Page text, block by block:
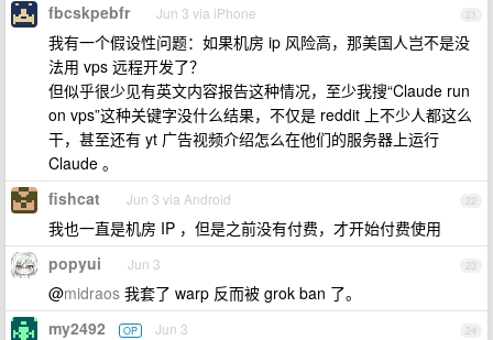
21
fbcskpebfr Jun 3 via iPhone
我有一个假设性问题：如果机房 ip 风险高，那美国人岂不是没
法用 vps 远程开发了？
但似乎很少见有英文内容报告这种情况，至少我搜“Claude run
on vps”这种关键字没什么结果，不仅是 reddit 上不少人都这么
干，甚至还有 yt 广告视频介绍怎么在他们的服务器上运行
Claude 。
22
fishcat Jun 3 via Android
我也一直是机房 IP ，但是之前没有付费，才开始付费使用
23
popyui Jun 3
@midraos 我套了 warp 反而被 grok ban 了。
24
my2492 OP Jun 3